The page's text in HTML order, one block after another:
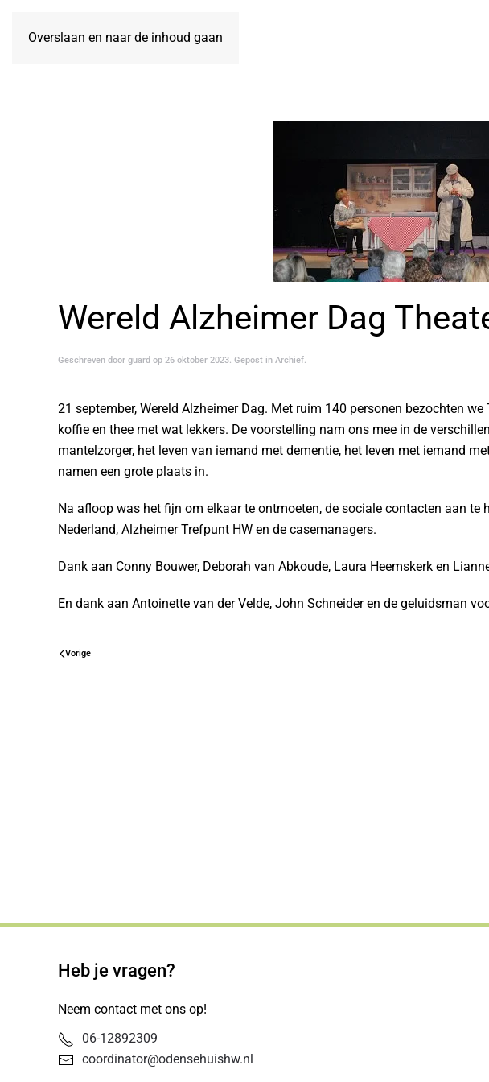
Overslaan en naar de inhoud gaan
Wereld Alzheimer Dag
Geschreven door guard op 26 oktober 2023. Gepost in Archief.
21 september, Wereld Alzheimer Dag. Met ruim 140 personen bezochten
koffie en thee met wat lekkers. De voorstelling nam ons mee in de
mantelzorger, het leven van iemand met dementie, het leven met iemand
namen een grote plaats in.
Na afloop was het fijn om elkaar te ontmoeten, de sociale contacten aan te
Nederland, Alzheimer Trefpunt HW en de casemanagers.
Dank aan Conny Bouwer, Deborah van Abkoude, Laura Heemskerk en
En dank aan Antoinette van der Velde, John Schneider en de geluidsman
Vorige
Heb je vragen?
Neem contact met ons op!
06-12892309
coordinator@odensehuishw.nl